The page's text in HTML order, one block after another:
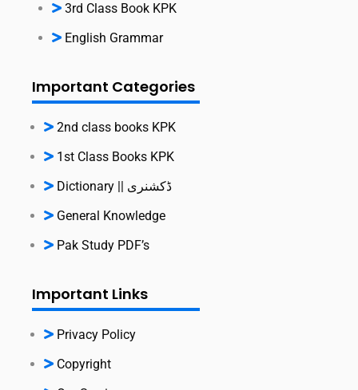
3rd Class Book KPK
English Grammar
Important Categories
2nd class books KPK
1st Class Books KPK
Dictionary || ڈکشنری
General Knowledge
Pak Study PDF’s
Important Links
Privacy Policy
Copyright